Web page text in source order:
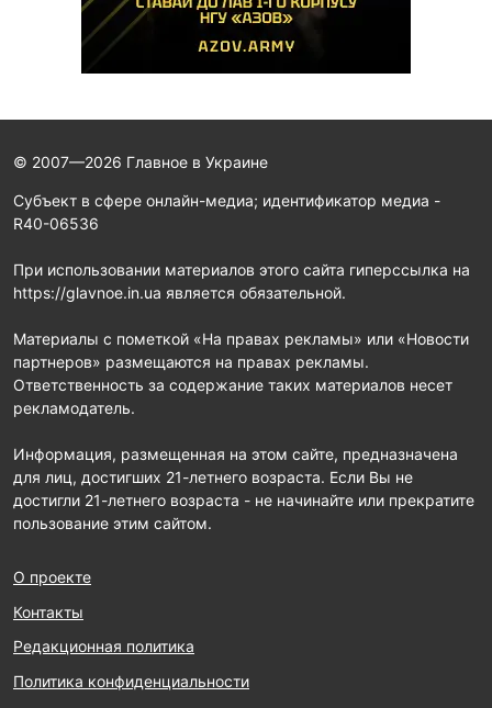
© 2007—2026 Главное в Украине
Субъект в сфере онлайн-медиа; идентификатор медиа -
R40-06536
При использовании материалов этого сайта гиперссылка на
https://glavnoe.in.ua является обязательной.
Материалы с пометкой «На правах рекламы» или «Новости
партнеров» размещаются на правах рекламы.
Ответственность за содержание таких материалов несет
рекламодатель.
Информация, размещенная на этом сайте, предназначена
для лиц, достигших 21-летнего возраста. Если Вы не
достигли 21-летнего возраста - не начинайте или прекратите
пользование этим сайтом.
О проекте
Контакты
Редакционная политика
Политика конфиденциальности